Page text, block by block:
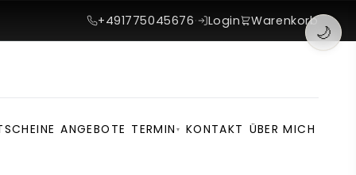
+491775045676· Login Warenkorb
ANGEBOTE TERMIN ▾ KONTAKT ÜBER MICH
🌙